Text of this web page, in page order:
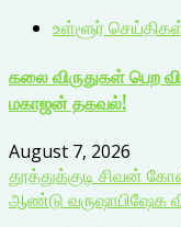
உள்ளூர்
கலை விருதுகள் பெற
மகாஜன் தகவல்!
August 7, 2026
தூத்துக்குடி சிவன்
ஆண்டு வருஷாபிஷேக